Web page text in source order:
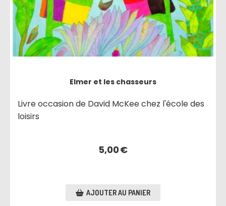
Elmer et les chasseurs
Livre occasion de David McKee chez l'école des
loisirs
5,00€
AJOUTER AU PANIER